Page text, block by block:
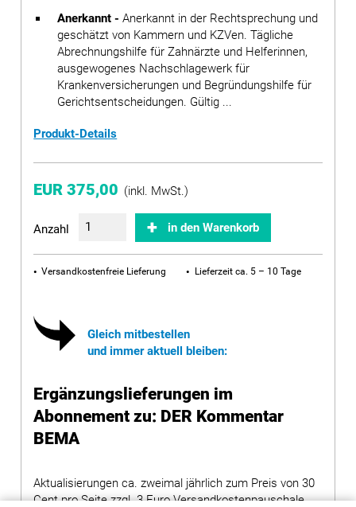
Anerkannt -Anerkannt in der Rechtsprechung und
geschätzt von Kammern und KZVen. Tägliche
Abrechnungshilfe für Zahnärzte und Helferinnen,
ausgewogenes Nachschlagewerk für
Krankenversicherungen und Begründungshilfe für
Gerichtsentscheidungen. Gültig ...
Produkt-Details
EUR 375,00 (inkl. MwSt.)
Anzahl in den Warenkorb
Versandkostenfreie Lieferung Lieferzeit ca. 5 – 10 Tage
Gleich mitbestellen
und immer aktuell bleiben:
Ergänzungslieferungen im
Abonnement zu: DER Kommentar
BEMA
Aktualisierungen ca. zweimal jährlich zum Preis von 30
Cent pro Seite zzgl. 3 Euro Versandkostenpauschale,